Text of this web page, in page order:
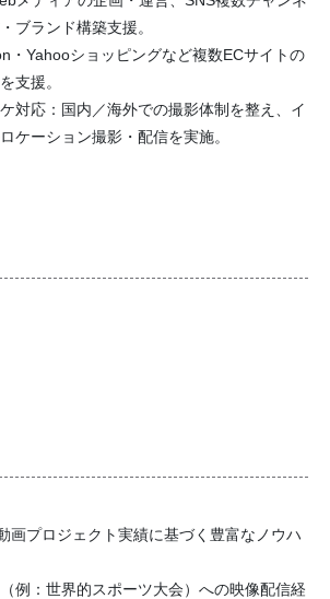
ブランド構築支援。
・Yahooショッピングなど複数ECサイトの
支援。
対応：国内／海外での撮影体制を整え、イ
ケーション撮影・配信を実施。
画プロジェクト実績に基づく豊富なノウハ
例：世界的スポーツ大会）への映像配信経